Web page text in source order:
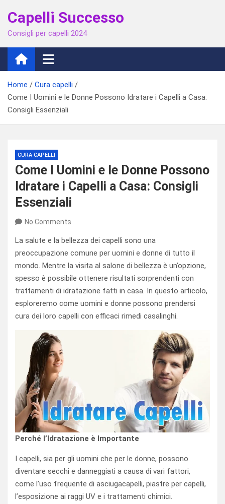
content
Capelli Successo
Consigli per capelli 2024
Home
Cura capelli
Come I Uomini e le Donne Possono Idratare i Capelli a Casa:
Consigli Essenziali
CURA CAPELLI
Come I Uomini e le Donne Possono
Idratare i Capelli a Casa: Consigli
Essenziali
No Comments
La salute e la bellezza dei capelli sono una
preoccupazione comune per uomini e donne di tutto il
mondo. Mentre la visita al salone di bellezza è un’opzione,
spesso è possibile ottenere risultati sorprendenti con
trattamenti di idratazione fatti in casa. In questo articolo,
esploreremo come uomini e donne possono prendersi
cura dei loro capelli con efficaci rimedi casalinghi.
Perché l’Idratazione è Importante
I capelli, sia per gli uomini che per le donne, possono
diventare secchi e danneggiati a causa di vari fattori,
come l’uso frequente di asciugacapelli, piastre per capelli,
l’esposizione ai raggi UV e i trattamenti chimici.